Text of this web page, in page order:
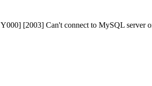
[2003] Can't connect to MySQL server